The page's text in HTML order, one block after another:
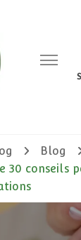
Blog
30 conseils